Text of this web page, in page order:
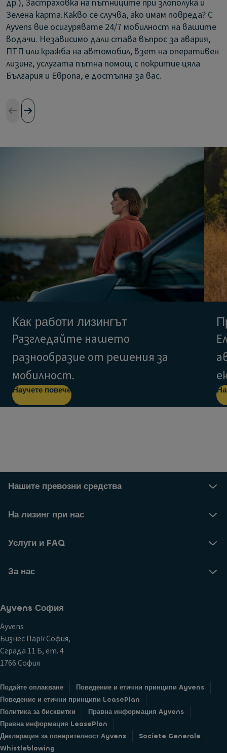
др.), Застраховка на пътниците при злополука и
Зелена карта.Какво се случва, ако имам повреда? С
Ayvens вие осигурявате 24/7 мобилност на вашите
водачи. Независимо дали става въпрос за авария,
ПТП или кражба на автомобил, взет на оперативен
лизинг, услугата пътна помощ с покритие цяла
България и Европа, е достъпна за вас.​
Как работи лизингът
Разгледайте нашето
разнообразие от решения за
мобилност.
Научете повече
Нашите превозни средства
На лизинг при нас
Услуги и FAQ
За нас
Аyvens София
Ayvens
Бизнес Парк София,
Сграда 11 Б, ет. 4
1766 София
Подайте оплакване
Поведение и етични принципи Ayvens
Поведение и етични принципи LeasePlan
Политика за бисквитки
Правна информация Ayvens
Правна информация LeasePlan
Декларация за поверителност Ayvens
Societe Generale
Whistleblowing